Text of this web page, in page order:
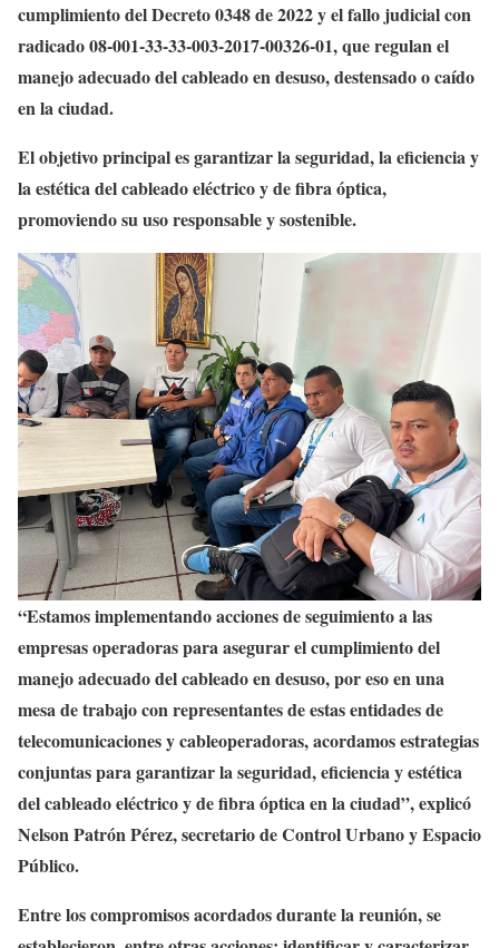
cumplimiento del Decreto 0348 de 2022 y el fallo judicial con
radicado 08-001-33-33-003-2017-00326-01, que regulan el
manejo adecuado del cableado en desuso, destensado o caído
en la ciudad.
El objetivo principal es garantizar la seguridad, la eficiencia y
la estética del cableado eléctrico y de fibra óptica,
promoviendo su uso responsable y sostenible.
“Estamos implementando acciones de seguimiento a las
empresas operadoras para asegurar el cumplimiento del
manejo adecuado del cableado en desuso, por eso en una
mesa de trabajo con representantes de estas entidades de
telecomunicaciones y cableoperadoras, acordamos estrategias
conjuntas para garantizar la seguridad, eficiencia y estética
del cableado eléctrico y de fibra óptica en la ciudad”, explicó
Nelson Patrón Pérez, secretario de Control Urbano y Espacio
Público.
Entre los compromisos acordados durante la reunión, se